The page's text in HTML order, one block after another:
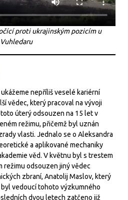
proti ukrajinským pozicím u
Vuhledaru
nepříliš veselé kariérní
vědec, který pracoval na vývoji
úterý odsouzen na 15 let v
režimu, přičemž byl uznán
vlasti. Jednalo se o Aleksandra
a aplikované mechaniky
věd. V květnu byl s trestem
režimu odsouzen jiný vědec
zbraní, Anatolij Maslov, který
vedoucí tohoto výzkumného
dvou letech zatčeno již